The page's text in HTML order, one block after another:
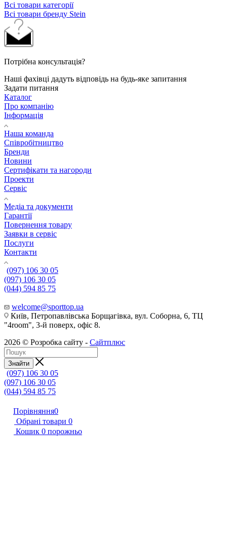
Всі товари категорії
Всі товари бренду Stein
Потрібна консультація?
Наші фахівці дадуть відповідь на будь-яке запитання
Задати питання
Каталог
Про компанію
Інформація
Наша команда
Співробітництво
Бренди
Новини
Сертифікати та нагороди
Проекти
Сервіс
Медіа та документи
Гарантії
Повернення товару
Заявки в сервіс
Послуги
Контакти
(097) 106 30 05
(097) 106 30 05
(044) 594 85 75
welcome@sporttop.ua
Київ, Петропавлівська Борщагівка, вул. Соборна, 6, ТЦ
"4room", 3-й поверх, офіс 8.
2026 © Розробка сайту - Сайтплюс
Знайти
(097) 106 30 05
(097) 106 30 05
(044) 594 85 75
Порівняння0
Обрані товари 0
Кошик 0 порожньо